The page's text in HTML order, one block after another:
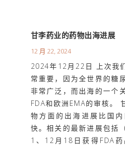
甘李药业的药物出海进展
12 月 22, 2024
2024年12月22日 上次我
常重要，因为全世界的糖
非常广泛，而出海的一个
FDA和欧洲EMA的审核。
物方面的出海进展比国
快。相关的最新进展包括
1、12月18日获得FDA药